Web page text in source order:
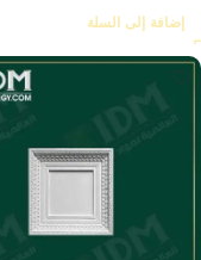
إضافة إلى السلة